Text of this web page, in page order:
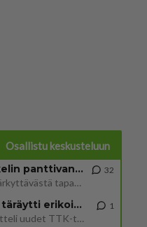
Osallistu keskusteluun
Muistatko Mikkelin panttivankidraaman?
Uusi draamasarja järkyttävästä tapauksesta on tulossa. Tositapahtumiin perustuva sarja ammentaa vuoden 1986 Mikkelin pan
32
Ernest Lawson täräytti erikoisen heiton TTK-lehdistötilaisuudessa: " Onko tässä tarkoituksena...?"
Ernest Lawson esitteli uudet TTK-tähtioppilaat ja opettajat torstaina 6.8. lehdistölle. Tulevalla kaudella on yksi hausk
1